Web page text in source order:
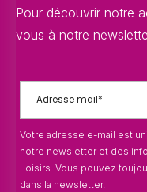
Pour découvrir notre
vous à notre
Votre adresse e-mail est
notre newsletter et des
Loisirs. Vous pouvez
dans la newsletter.